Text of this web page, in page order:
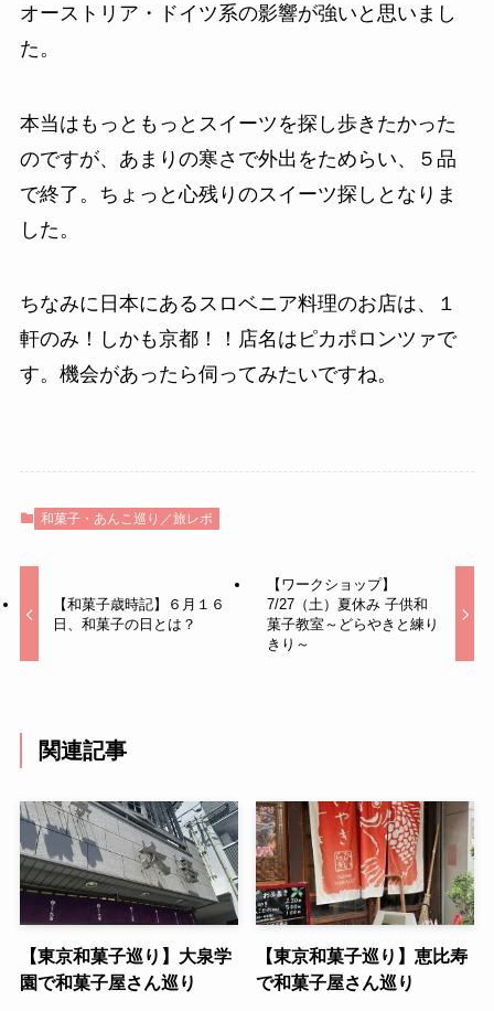
オーストリア・ドイツ系の影響が強いと思いまし
た。
本当はもっともっとスイーツを探し歩きたかった
のですが、あまりの寒さで外出をためらい、５品
で終了。ちょっと心残りのスイーツ探しとなりま
した。
ちなみに日本にあるスロベニア料理のお店は、１
軒のみ！しかも京都！！店名はピカポロンツァで
す。機会があったら伺ってみたいですね。
和菓子・あんこ巡り／旅レポ
【和菓子歳時記】６月１６
日、和菓子の日とは？
【ワークショップ】
7/27（土）夏休み 子供和
菓子教室～どらやきと練り
きり～
関連記事
【東京和菓子巡り】大泉学
園で和菓子屋さん巡り
【東京和菓子巡り】恵比寿
で和菓子屋さん巡り